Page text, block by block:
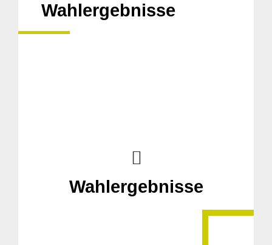
Wahlergebnisse
Wahlergebnisse